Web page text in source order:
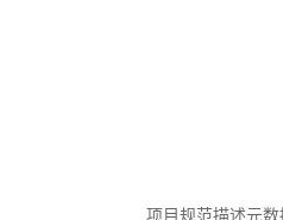
项目规范描述元